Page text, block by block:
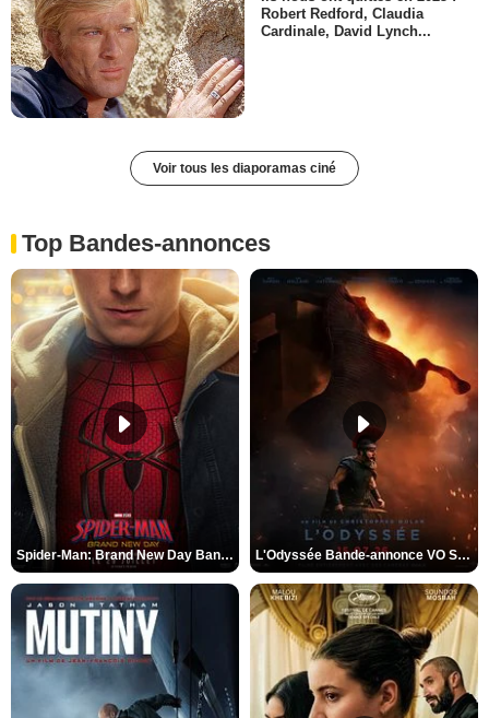
Robert Redford, Claudia
Cardinale, David Lynch...
Voir tous les diaporamas ciné
Top Bandes-annonces
Spider-Man: Brand New Day Bande-annonce VO STFR L'Odyssée Bande-annonce VO STFR